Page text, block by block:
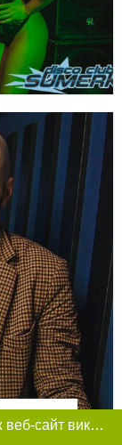
Фільтри
Цей сайт використовує «cookies». Також веб-сайт використовує інтернет-сервіс для збору технічних даних стосовно відвідувачів з метою отримання маркетингової та статистичної інформації. Умови обробки даних відвідувачів сайту див.